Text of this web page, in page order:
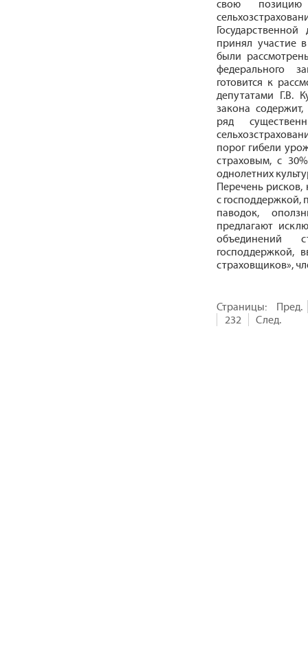
свою
принял участие
были
федерального
готовится к
депутатами Г.В.
закона
ряд
порог гибели
страховым, с
однолетних
Перечень рисков,
с господдержкой,
паводок,
предлагают
объединений
господдержкой,
страховщиков»,
Страницы:
Пред.
232
След.